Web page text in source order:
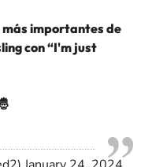
más importantes de
con “I'm just